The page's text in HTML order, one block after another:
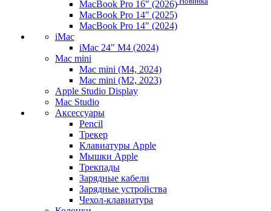
MacBook Pro 16" (2026)
MacBook Pro 14" (2025)
MacBook Pro 14" (2024)
iMac
iMac 24" M4 (2024)
Mac mini
Mac mini (M4, 2024)
Mac mini (M2, 2023)
Apple Studio Display
Mac Studio
Аксессуары
Pencil
Трекер
Клавиатуры Apple
Мышки Apple
Трекпады
Зарядные кабели
Зарядные устройства
Чехол-клавиатура